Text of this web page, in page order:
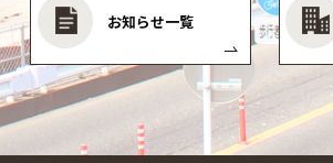
お知らせ一覧